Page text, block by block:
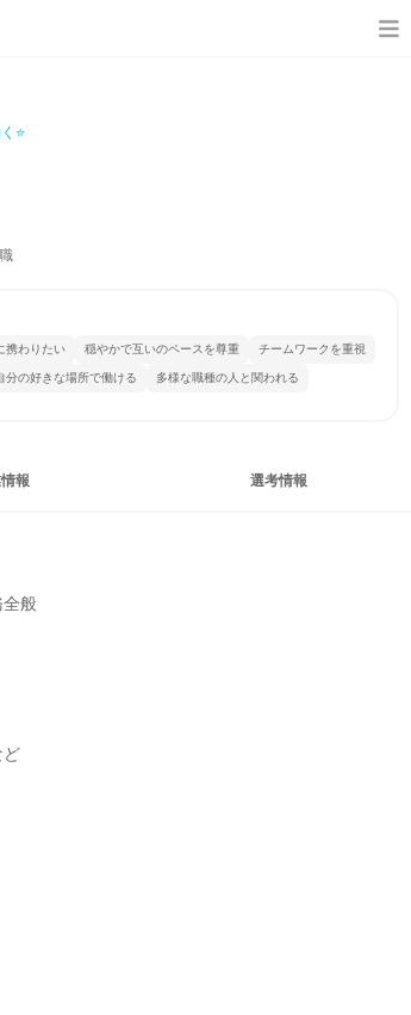
⭐
携わりたい 穏やかで互いのペースを尊重 チームワークを重視
分の好きな場所で働ける 多様な職種の人と関われる
報 選考情報
全般
ど